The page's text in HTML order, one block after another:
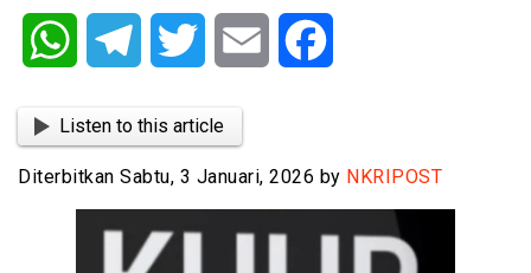
WhatsAppTelegram Twitter Email
Listen to this article
Diterbitkan Sabtu, 3 Januari, 2026 by NKRIPOST